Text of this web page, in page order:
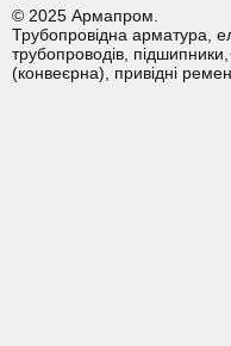
© 2025 Армапром.
Трубопровідна арматура,
трубопроводів,
(конвеєрна), привідні